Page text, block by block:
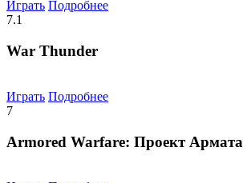
Играть Подробнее
7.1
War Thunder
Играть Подробнее
7
Armored Warfare: Проект Армата